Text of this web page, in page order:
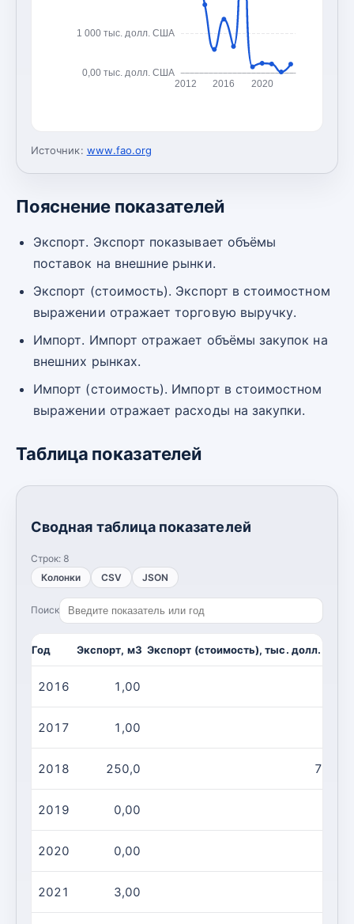
0,00 тыс. долл. США
1 000 тыс. долл. США
2012 2016 2020
Источник: www.fao.org
Пояснение показателей
Экспорт. Экспорт показывает объёмы
поставок на внешние рынки.
Экспорт (стоимость). Экспорт в стоимостном
выражении отражает торговую выручку.
Импорт. Импорт отражает объёмы закупок на
внешних рынках.
Импорт (стоимость). Импорт в стоимостном
выражении отражает расходы на закупки.
Таблица показателей
Сводная таблица показателей
Строк: 8
Колонки
CSV JSON
Поиск
Год Экспорт, м3 Экспорт (стоимость), тыс. долл. США
2016 1,00
2017 1,00
2018 250,0 71,00
2019 0,00
2020 0,00
2021 3,00